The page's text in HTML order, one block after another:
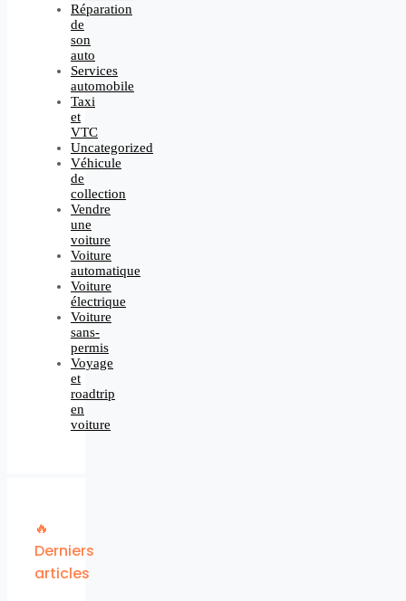
Réparation
de
son
auto
Services
automobile
Taxi
et
VTC
Uncategorized
Véhicule
de
collection
Vendre
une
voiture
Voiture
automatique
Voiture
électrique
Voiture
sans-
permis
Voyage
et
roadtrip
en
voiture
🔥
Derniers
articles